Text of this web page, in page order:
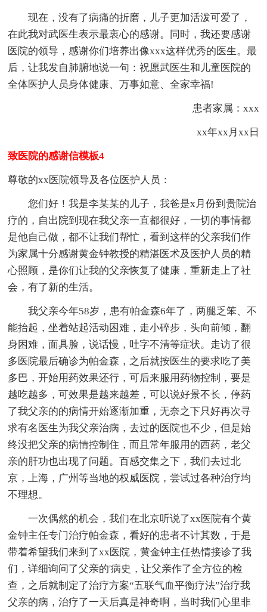
现在，没有了病痛的折磨，儿子更加活泼可爱了，
在此我对武医生表示最衷心的感谢。同时，我还要感谢
医院的领导，感谢你们培养出像xxx这样优秀的医生。最
后，让我发自肺腑地说一句：祝愿武医生和儿童医院的
全体医护人员身体健康、万事如意、全家幸福!
患者家属：xxx
xx年xx月xx日
致医院的感谢信模板4
尊敬的xx医院领导及各位医护人员：
您们好！我是李某某的儿子，我爸是x月份到贵院治
疗的，自出院到现在我父亲一直都很好，一切的事情都
是他自己做，都不让我们帮忙，看到这样的父亲我们作
为家属十分感谢黄金钟教授的精湛医术及医护人员的精
心照顾，是你们让我的父亲恢复了健康，重新走上了社
会，有了新的生活。
我父亲今年58岁，患有帕金森6年了，两腿乏笨、不
能抬起，坐着站起活动困难，走小碎步，头向前倾，翻
身困难，面具脸，说话慢，吐字不清等症状。走访了很
多医院最后确诊为帕金森，之后就按医生的要求吃了美
多巴，开始用药效果还行，可后来服用药物控制，要是
越吃越多，可效果是越来越差，可以说好景不长，停药
了我父亲的的病情开始逐渐加重，无奈之下只好再次寻
求有名医生为我父亲治病，去过的医院也不少，但是始
终没把父亲的病情控制住，而且常年服用的西药，老父
亲的肝功也出现了问题。百感交集之下，我们去过北
京，上海，广州等当地的权威医院，尝试过各种治疗均
不理想。
一次偶然的机会，我们在北京听说了xx医院有个黄
金钟主任专门治疗帕金森，看好的患者不计其数，于是
带着希望我们来到了xx医院，黄金钟主任热情接诊了我
们，详细询问了父亲的'病史，让父亲作了全方位的检
查，之后就制定了治疗方案“五联气血平衡疗法”治疗我
父亲的病，治疗了一天后真是神奇啊，当时我们心里非